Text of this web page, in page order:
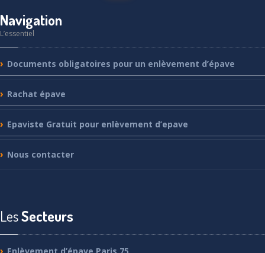
Navigation
L’essentiel
Documents obligatoires pour un enlèvement d’épave
Rachat épave
Epaviste Gratuit pour enlèvement d’epave
Nous contacter
LesSecteurs